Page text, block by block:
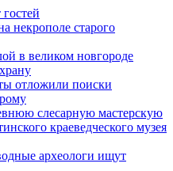
некрополе старого
в великом новгороде
отложили поиски
слесарную мастерскую
краеведческого музея
археологи ищут